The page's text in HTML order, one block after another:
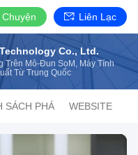
Chuyện Liên Lạc
Co., Ltd.
Trên Mô-Đun SoM, Máy Tính
Từ Trung Quốc
SÁCH PHÁT WEBSITE